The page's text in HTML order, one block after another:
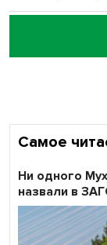
Честный выбор:
объективность
Самое
Ни одного
назвали в